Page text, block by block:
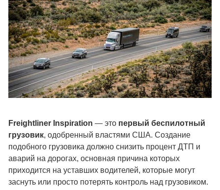
Freightliner Inspiration — это первый беспилотный
грузовик, одобренный властями США. Создание
подобного грузовика должно снизить процент ДТП и
аварий на дорогах, основная причина которых
приходится на уставших водителей, которые могут
заснуть или просто потерять контроль над грузовиком.